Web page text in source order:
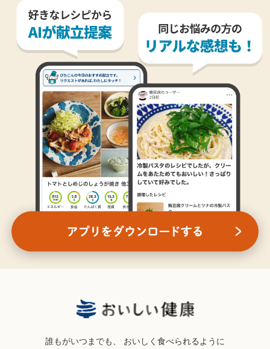
誰もがいつまでも、 おいしく食べられるように